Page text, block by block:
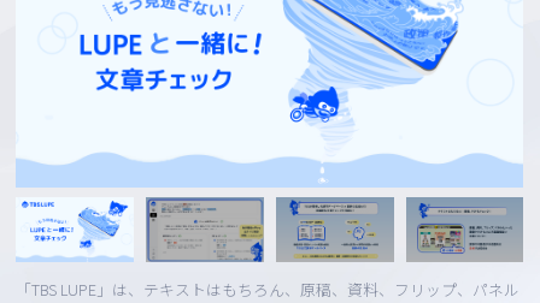
「TBS LUPE」は、テキストはもちろん、原稿、資料、フリップ、パネル